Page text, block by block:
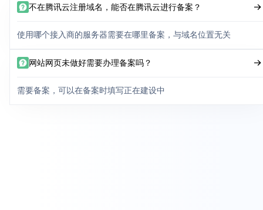
不在腾讯云注册域名，能否在腾讯云进行备案？
使用哪个接入商的服务器需要在哪里备案，与域名位置无关
网站网页未做好需要办理备案吗？
需要备案，可以在备案时填写正在建设中